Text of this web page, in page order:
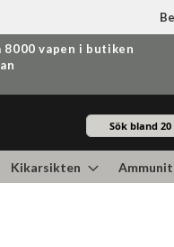
8000 vapen i butiken
Kikarsikten